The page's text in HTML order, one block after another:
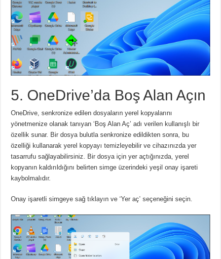
5. OneDrive’da Boş Alan Açın
OneDrive, senkronize edilen dosyaların yerel kopyalarını
yönetmenize olanak tanıyan ‘Boş Alan Aç’ adı verilen kullanışlı bir
özellik sunar. Bir dosya bulutla senkronize edildikten sonra, bu
özelliği kullanarak yerel kopyayı temizleyebilir ve cihazınızda yer
tasarrufu sağlayabilirsiniz.
Bir dosya için yer açtığınızda, yerel
kopyanın kaldırıldığını belirten simge üzerindeki yeşil onay işareti
kaybolmalıdır.
Onay işaretli simgeye sağ tıklayın ve ‘Yer aç’ seçeneğini seçin.